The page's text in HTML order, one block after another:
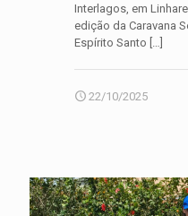
Interlagos, em
edição da Caravana
Espírito Santo […]
22/10/2025